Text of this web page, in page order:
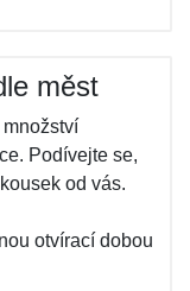
měst
Podívejte se,
od vás.
otvírací dobou